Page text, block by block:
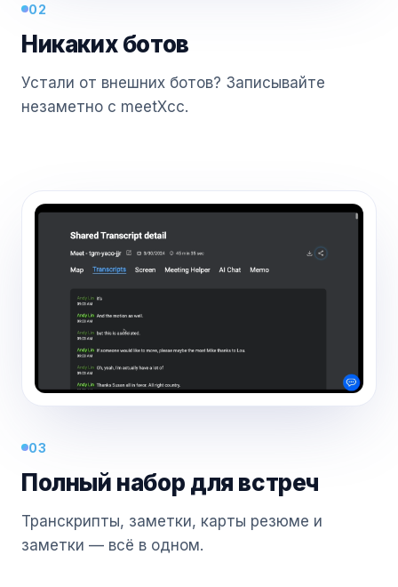
02
Никаких ботов
Устали от внешних ботов? Записывайте
незаметно с meetXcc.
03
Полный набор для встреч
Транскрипты, заметки, карты резюме и
заметки — всё в одном.